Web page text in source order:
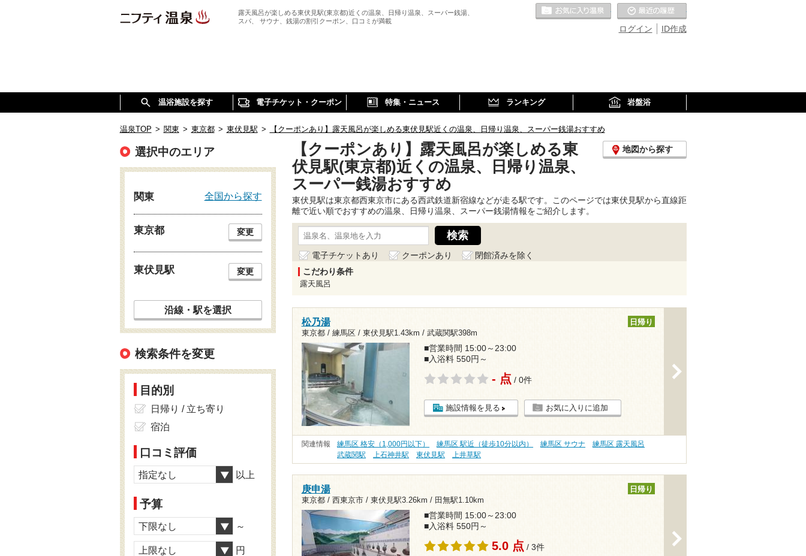
露天風呂が楽しめる東伏見駅(東京都)近くの温泉、日帰り温泉、スーパー銭湯、
スパ、 サウナ、銭湯の割引クーポン、口コミが満載
ID作成
ログイン
お気に入りの温泉
温浴施設を探す 電子チケット・クーポン 特集・ニュース ランキング 岩盤浴
温泉TOP > 関東 > 東京都 > 東伏見駅 > 【クーポンあり】露天風呂が楽しめる東伏見駅近くの温泉、日帰り温泉、スーパー銭湯おすすめ
【クーポンあり】露天風呂が楽しめる東
伏見駅(東京都)近くの温泉、日帰り温泉、
スーパー銭湯おすすめ
地図から探す
東伏見駅は東京都西東京市にある西武鉄道新宿線などが走る駅です。このページでは東伏見駅から直線距
離で近い順でおすすめの温泉、日帰り温泉、スーパー銭湯情報をご紹介します。
電子チケットあり クーポンあり
閉館済みを除く
こだわり条件
露天風呂
松乃湯
東京都 / 練馬区 / 東伏見駅1.43km / 武蔵関駅398m
日帰り
■営業時間 15:00～23:00
■入浴料 550円～
- 点 / 0件
施設情報を見る お気に入りに追加
関連情報 練馬区 格安（1,000円以下） 練馬区 駅近（徒歩10分以内） 練馬区 サウナ
練馬区 露天風呂
武蔵関駅
上石神井駅 東伏見駅 上井草駅
庚申湯
東京都 / 西東京市 / 東伏見駅3.26km / 田無駅1.10km
日帰り
■営業時間 15:00～23:00
■入浴料 550円～
5.0 点 / 3件
選択中のエリア
関東 全国から探す
東京都 変更
東伏見駅 変更
沿線・駅を選択
検索条件を変更
目的別
日帰り / 立ち寄り
宿泊
口コミ評価
指定なし 以上
予算
下限なし ～
上限なし 円